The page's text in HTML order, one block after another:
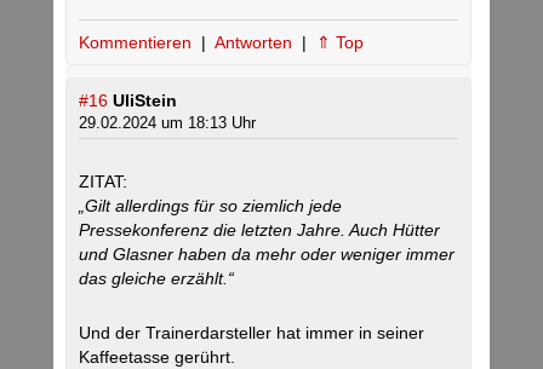
Kommentieren | Antworten | ⇑ Top
#16 UliStein
29.02.2024 um 18:13 Uhr
ZITAT:
„Gilt allerdings für so ziemlich jede
Pressekonferenz die letzten Jahre. Auch Hütter
und Glasner haben da mehr oder weniger immer
das gleiche erzählt.“
Und der Trainerdarsteller hat immer in seiner
Kaffeetasse gerührt.